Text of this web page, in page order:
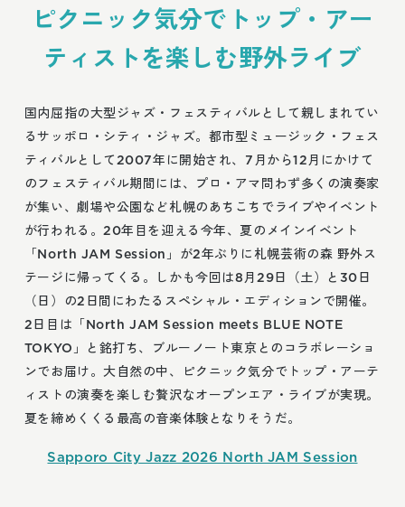
ピクニック気分でトップ・アー
ティストを楽しむ野外ライブ
国内屈指の大型ジャズ・フェスティバルとして親しまれてい
るサッポロ・シティ・ジャズ。都市型ミュージック・フェス
ティバルとして2007年に開始され、7月から12月にかけて
のフェスティバル期間には、プロ・アマ問わず多くの演奏家
が集い、劇場や公園など札幌のあちこちでライブやイベント
が行われる。20年目を迎える今年、夏のメインイベント
「North JAM Session」が2年ぶりに札幌芸術の森 野外ス
テージに帰ってくる。しかも今回は8月29日（土）と30日
（日）の2日間にわたるスペシャル・エディションで開催。
2日目は「North JAM Session meets BLUE NOTE
TOKYO」と銘打ち、ブルーノート東京とのコラボレーショ
ンでお届け。大自然の中、ピクニック気分でトップ・アーテ
ィストの演奏を楽しむ贅沢なオープンエア・ライブが実現。
夏を締めくくる最高の音楽体験となりそうだ。
Sapporo City Jazz 2026 North JAM Session